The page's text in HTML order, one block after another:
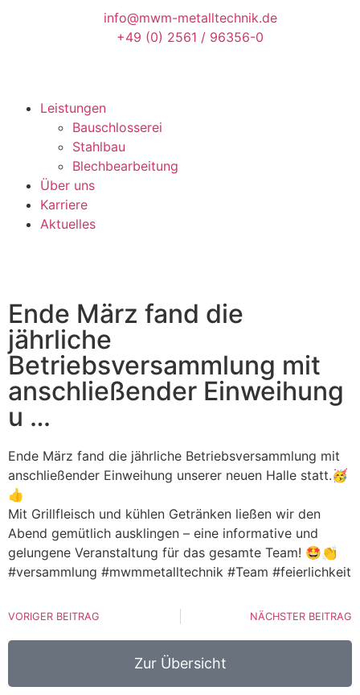
info@mwm-metalltechnik.de
+49 (0) 2561 / 96356-0
Leistungen
Bauschlosserei
Stahlbau
Blechbearbeitung
Über uns
Karriere
Aktuelles
Ende März fand die
jährliche
Betriebsversammlung mit
anschließender Einweihung
u …
Ende März fand die jährliche Betriebsversammlung mit
anschließender Einweihung unserer neuen Halle statt.🥳
👍
Mit Grillfleisch und kühlen Getränken ließen wir den
Abend gemütlich ausklingen – eine informative und
gelungene Veranstaltung für das gesamte Team! 🤩👏
#versammlung #mwmmetalltechnik #Team #feierlichkeit
VORIGER BEITRAG NÄCHSTER BEITRAG
Zur Übersicht